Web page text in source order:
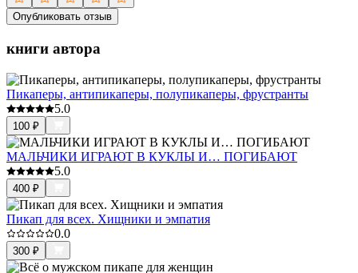
Опубликовать отзыв
книги автора
Пикаперы, антипикаперы, полупикаперы, фрустранты
5.0
100 ₽
МАЛЬЧИКИ ИГРАЮТ В КУКЛЫ И… ПОГИБАЮТ
5.0
400 ₽
Пикап для всех. Хищники и эмпатия
0.0
300 ₽